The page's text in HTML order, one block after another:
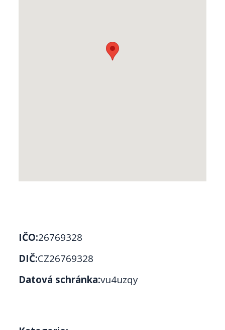
IČO:26769328
DIČ:CZ26769328
Datová schránka:vu4uzqy